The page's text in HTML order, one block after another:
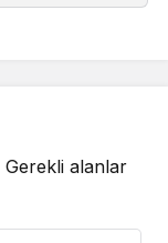
Gerekli alanlar